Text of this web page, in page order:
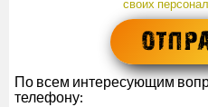
своих
По всем интересующим
телефону: